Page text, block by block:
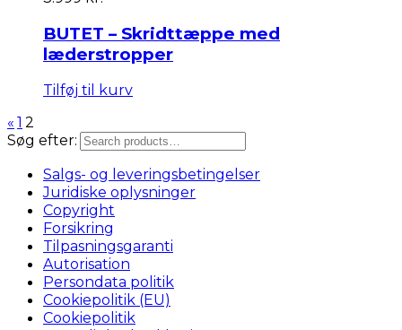
BUTET – Skridttæppe med
læderstropper
Tilføj til kurv
« 1 2
Søg efter:
Salgs- og leveringsbetingelser
Juridiske oplysninger
Copyright
Forsikring
Tilpasningsgaranti
Autorisation
Persondata politik
Cookiepolitik (EU)
Cookiepolitik